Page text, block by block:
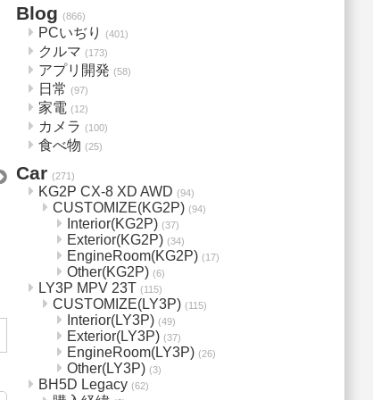
Blog (866)
PCいぢり (401)
クルマ (173)
アプリ開発 (58)
日常 (97)
家電 (12)
カメラ (100)
食べ物 (25)
Car (271)
KG2P CX-8 XD AWD (94)
CUSTOMIZE(KG2P) (94)
Interior(KG2P) (37)
Exterior(KG2P) (34)
EngineRoom(KG2P) (17)
Other(KG2P) (6)
LY3P MPV 23T (115)
CUSTOMIZE(LY3P) (115)
Interior(LY3P) (49)
Exterior(LY3P) (37)
EngineRoom(LY3P) (26)
Other(LY3P) (3)
BH5D Legacy (62)